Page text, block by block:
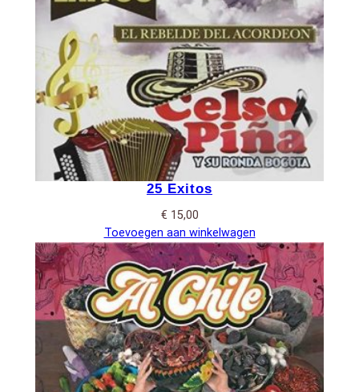
25 Exitos
€ 15,00
Toevoegen aan winkelwagen